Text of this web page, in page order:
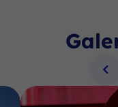
Seção Galeria